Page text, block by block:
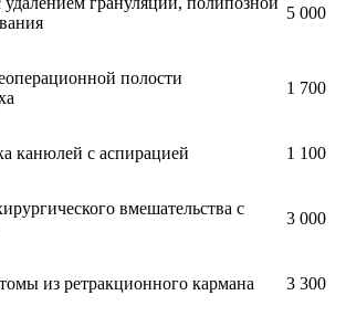
5 000
полости
1 700
канюлей с аспирацией 1 100
вмешательства с
3 000
из ретракционного кармана 3 300